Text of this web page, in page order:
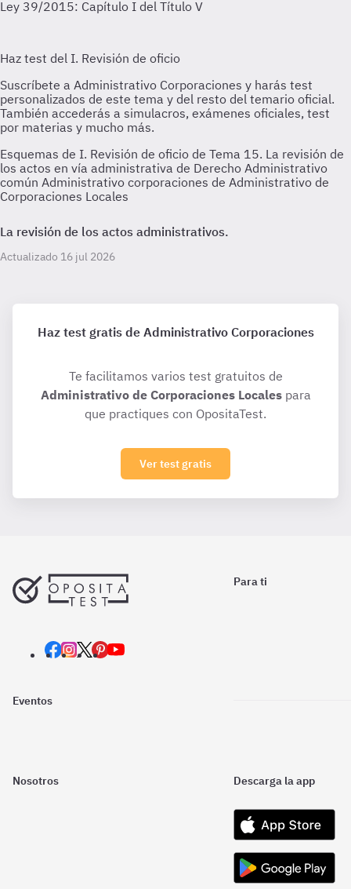
Esquemas de I. Revisión de oficio de Tema 15. La revisión de
los actos en vía administrativa de Derecho Administrativo
común Administrativo corporaciones de Administrativo de
Corporaciones Locales
La revisión de los actos administrativos.
Actualizado 16 jul 2026
Haz test gratis de Administrativo Corporaciones
Te facilitamos varios test gratuitos de
Administrativo de Corporaciones Localespara
que practiques con OpositaTest.
Ver test gratis
Para ti
Eventos
Nosotros Descarga la app